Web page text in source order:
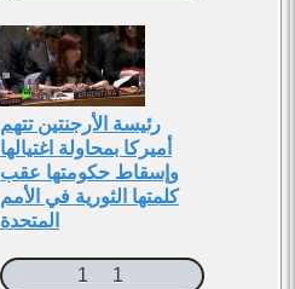
رئيسة الأرجنتين تتهم
أميركا بمحاولة اغتيالها
وإسقاط حكومتها عقب
كلمتها الثورية في اﻷمم
المتحدة
1 1